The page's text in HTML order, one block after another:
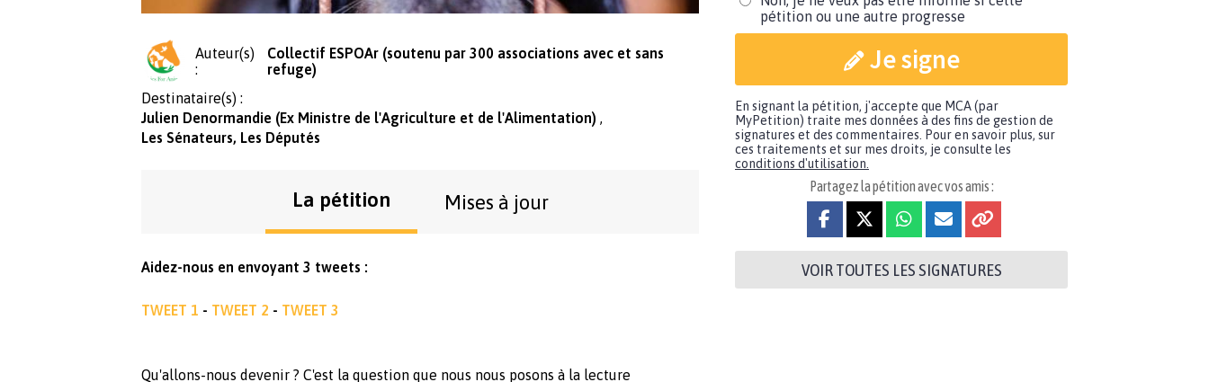
Auteur(s)
:
Collectif ESPOAr (soutenu par 300 associations avec et sans
refuge)
Destinataire(s) :
Julien Denormandie (Ex Ministre de l'Agriculture et de l'Alimentation)
Les Sénateurs, Les Députés
La pétition Mises à jour
Aidez-nous en envoyant 3 tweets :
TWEET 1 - TWEET 2 - TWEET 3
Qu'allons-nous devenir ? C'est la question que nous nous posons à la lecture
pétition ou une autre progresse
Je signe
En signant la pétition, j'accepte que MCA (par
MyPetition) traite mes données à des fins de gestion de
signatures et des commentaires. Pour en savoir plus, sur
ces traitements et sur mes droits, je consulte les
conditions d'utilisation.
Partagez la pétition avec vos amis :
VOIR TOUTES LES SIGNATURES